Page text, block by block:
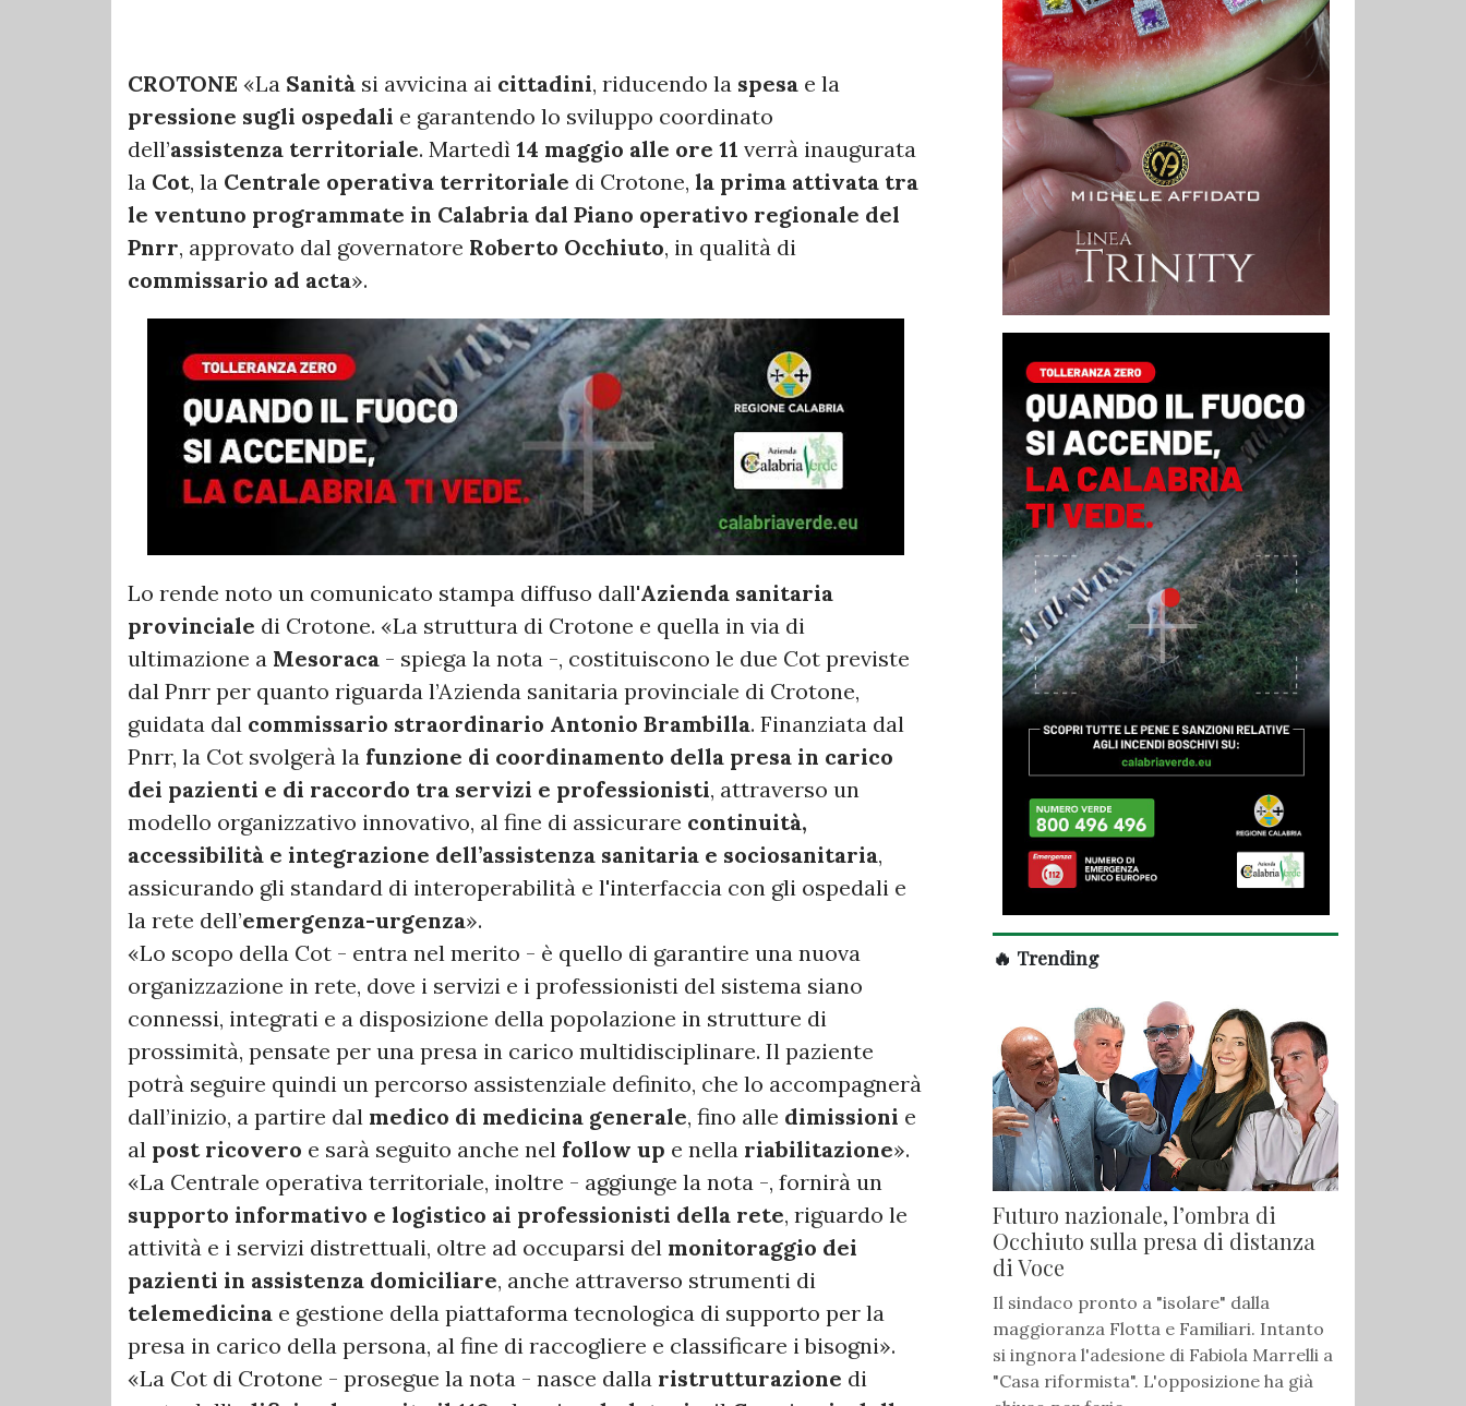
CROTONE «La Sanità si avvicina ai cittadini, riducendo la spesa e la
pressione sugli ospedali e garantendo lo sviluppo coordinato
dell’assistenza territoriale. Martedì 14 maggio alle ore 11 verrà inaugurata
la Cot, la Centrale operativa territoriale di Crotone, la prima attivata tra
le ventuno programmate in Calabria dal Piano operativo regionale del
Pnrr, approvato dal governatore Roberto Occhiuto, in qualità di
commissario ad acta».
Lo rende noto un comunicato stampa diffuso dall'Azienda sanitaria
provinciale di Crotone. «La struttura di Crotone e quella in via di
ultimazione a Mesoraca - spiega la nota -, costituiscono le due Cot previste
dal Pnrr per quanto riguarda l’Azienda sanitaria provinciale di Crotone,
guidata dal commissario straordinario Antonio Brambilla. Finanziata dal
Pnrr, la Cot svolgerà la funzione di coordinamento della presa in carico
dei pazienti e di raccordo tra servizi e professionisti, attraverso un
modello organizzativo innovativo, al fine di assicurare continuità,
accessibilità e integrazione dell’assistenza sanitaria e sociosanitaria,
assicurando gli standard di interoperabilità e l'interfaccia con gli ospedali e
la rete dell’emergenza-urgenza».
«Lo scopo della Cot - entra nel merito - è quello di garantire una nuova
organizzazione in rete, dove i servizi e i professionisti del sistema siano
connessi, integrati e a disposizione della popolazione in strutture di
prossimità, pensate per una presa in carico multidisciplinare. Il paziente
potrà seguire quindi un percorso assistenziale definito, che lo accompagnerà
dall’inizio, a partire dal medico di medicina generale, fino alle dimissioni e
al post ricovero e sarà seguito anche nel follow up e nella riabilitazione».
«La Centrale operativa territoriale, inoltre - aggiunge la nota -, fornirà un
supporto informativo e logistico ai professionisti della rete, riguardo le
attività e i servizi distrettuali, oltre ad occuparsi del monitoraggio dei
pazienti in assistenza domiciliare, anche attraverso strumenti di
telemedicina e gestione della piattaforma tecnologica di supporto per la
presa in carico della persona, al fine di raccogliere e classificare i bisogni».
«La Cot di Crotone - prosegue la nota - nasce dalla ristrutturazione di
🔥 Trending
Futuro nazionale, l’ombra di
Occhiuto sulla presa di distanza
di Voce
Il sindaco pronto a "isolare" dalla
maggioranza Flotta e Familiari. Intanto
si ingnora l'adesione di Fabiola Marrelli a
"Casa riformista". L'opposizione ha già